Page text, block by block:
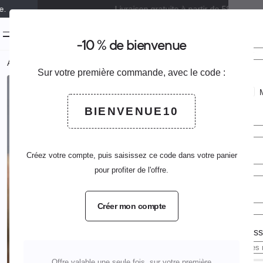
Livraison gratuite à partir de 59,99€.
Pas de
Créer
Civilité
Nom
Mot de
Accueil
-10 % de bienvenue
Sur votre première commande, avec le code :
BIENVENUE10
Créez votre compte, puis saisissez ce code dans votre panier
pour profiter de l'offre.
Créer mon compte